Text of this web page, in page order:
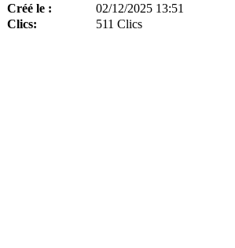
Créé le :
02/12/2025 13:51
Clics:
511 Clics